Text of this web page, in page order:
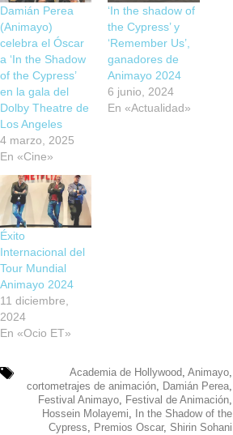
Damián Perea
(Animayo)
celebra el Óscar
a ‘In the Shadow
of the Cypress’
en la gala del
Dolby Theatre de
Los Angeles
4 marzo, 2025
En «Cine»
‘In the shadow of
the Cypress’ y
‘Remember Us’,
ganadores de
Animayo 2024
6 junio, 2024
En «Actualidad»
Éxito
Internacional del
Tour Mundial
Animayo 2024
11 diciembre,
2024
En «Ocio ET»
Academia de Hollywood, Animayo,
cortometrajes de animación, Damián Perea,
Festival Animayo, Festival de Animación,
Hossein Molayemi,
In the Shadow of the
Cypress, Premios Oscar, Shirin Sohani